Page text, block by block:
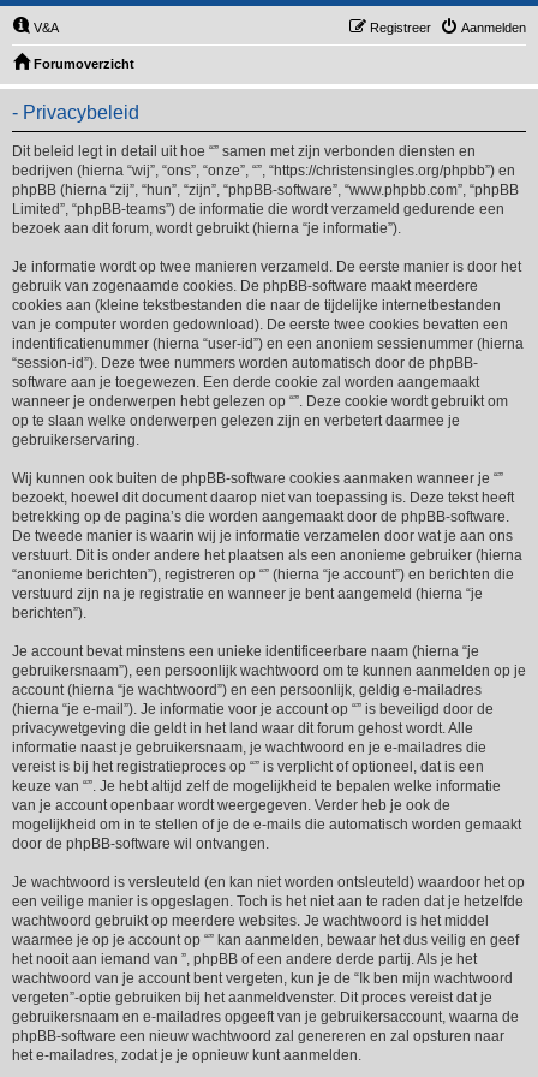
V&A Aanmelden
Registreer
Forumoverzicht
- Privacybeleid
Dit beleid legt in detail uit hoe “” samen met zijn verbonden diensten en
bedrijven (hierna “wij”, “ons”, “onze”, “”, “https://christensingles.org/phpbb”) en
phpBB (hierna “zij”, “hun”, “zijn”, “phpBB-software”, “www.phpbb.com”, “phpBB
Limited”, “phpBB-teams”) de informatie die wordt verzameld gedurende een
bezoek aan dit forum, wordt gebruikt (hierna “je informatie”).
Je informatie wordt op twee manieren verzameld. De eerste manier is door het
gebruik van zogenaamde cookies. De phpBB-software maakt meerdere
cookies aan (kleine tekstbestanden die naar de tijdelijke internetbestanden
van je computer worden gedownload). De eerste twee cookies bevatten een
indentificatienummer (hierna “user-id”) en een anoniem sessienummer (hierna
“session-id”). Deze twee nummers worden automatisch door de phpBB-
software aan je toegewezen. Een derde cookie zal worden aangemaakt
wanneer je onderwerpen hebt gelezen op “”. Deze cookie wordt gebruikt om
op te slaan welke onderwerpen gelezen zijn en verbetert daarmee je
gebruikerservaring.
Wij kunnen ook buiten de phpBB-software cookies aanmaken wanneer je “”
bezoekt, hoewel dit document daarop niet van toepassing is. Deze tekst heeft
betrekking op de pagina’s die worden aangemaakt door de phpBB-software.
De tweede manier is waarin wij je informatie verzamelen door wat je aan ons
verstuurt. Dit is onder andere het plaatsen als een anonieme gebruiker (hierna
“anonieme berichten”), registreren op “” (hierna “je account”) en berichten die
verstuurd zijn na je registratie en wanneer je bent aangemeld (hierna “je
berichten”).
Je account bevat minstens een unieke identificeerbare naam (hierna “je
gebruikersnaam”), een persoonlijk wachtwoord om te kunnen aanmelden op je
account (hierna “je wachtwoord”) en een persoonlijk, geldig e-mailadres
(hierna “je e-mail”). Je informatie voor je account op “” is beveiligd door de
privacywetgeving die geldt in het land waar dit forum gehost wordt. Alle
informatie naast je gebruikersnaam, je wachtwoord en je e-mailadres die
vereist is bij het registratieproces op “” is verplicht of optioneel, dat is een
keuze van “”. Je hebt altijd zelf de mogelijkheid te bepalen welke informatie
van je account openbaar wordt weergegeven. Verder heb je ook de
mogelijkheid om in te stellen of je de e-mails die automatisch worden gemaakt
door de phpBB-software wil ontvangen.
Je wachtwoord is versleuteld (en kan niet worden ontsleuteld) waardoor het op
een veilige manier is opgeslagen. Toch is het niet aan te raden dat je hetzelfde
wachtwoord gebruikt op meerdere websites. Je wachtwoord is het middel
waarmee je op je account op “” kan aanmelden, bewaar het dus veilig en geef
het nooit aan iemand van ”, phpBB of een andere derde partij. Als je het
wachtwoord van je account bent vergeten, kun je de “Ik ben mijn wachtwoord
vergeten”-optie gebruiken bij het aanmeldvenster. Dit proces vereist dat je
gebruikersnaam en e-mailadres opgeeft van je gebruikersaccount, waarna de
phpBB-software een nieuw wachtwoord zal genereren en zal opsturen naar
het e-mailadres, zodat je je opnieuw kunt aanmelden.